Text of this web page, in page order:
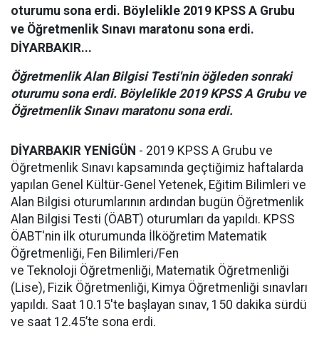
oturumu sona erdi. Böylelikle 2019 KPSS A Grubu
ve Öğretmenlik Sınavı maratonu sona erdi.
DİYARBAKIR...
Öğretmenlik Alan Bilgisi Testi'nin öğleden sonraki
oturumu sona erdi. Böylelikle 2019 KPSS A Grubu ve
Öğretmenlik Sınavı maratonu sona erdi.
DİYARBAKIR YENİGÜN - 2019 KPSS A Grubu ve
Öğretmenlik Sınavı kapsamında geçtiğimiz haftalarda
yapılan Genel Kültür-Genel Yetenek, Eğitim Bilimleri ve
Alan Bilgisi oturumlarının ardından bugün Öğretmenlik
Alan Bilgisi Testi (ÖABT) oturumları da yapıldı. KPSS
ÖABT'nin ilk oturumunda İlköğretim Matematik
Öğretmenliği, Fen Bilimleri/Fen
ve Teknoloji Öğretmenliği, Matematik Öğretmenliği
(Lise), Fizik Öğretmenliği, Kimya Öğretmenliği sınavları
yapıldı. Saat 10.15'te başlayan sınav, 150 dakika sürdü
ve saat 12.45’te sona erdi.